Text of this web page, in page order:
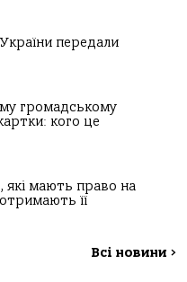
передали
громадському
кого це
які мають право на
її
Всі новини >